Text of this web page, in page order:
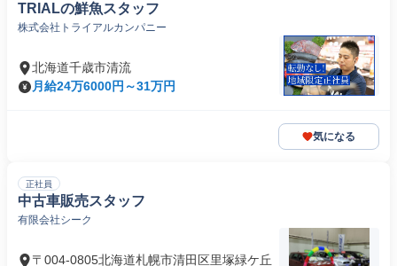
TRIALの鮮魚スタッフ
株式会社トライアルカンパニー
北海道千歳市清流
月給24万6000円～31万円
気になる
正社員
中古車販売スタッフ
有限会社シーク
〒004-0805北海道札幌市清田区里塚緑ケ丘